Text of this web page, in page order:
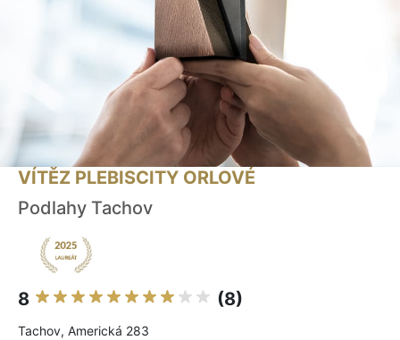
VÍTĚZ PLEBISCITY ORLOVÉ
Podlahy Tachov
8 (8)
Tachov, Americká 283